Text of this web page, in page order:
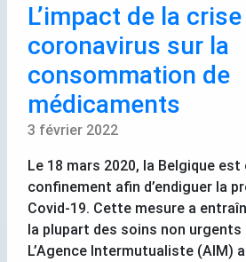
L’impact de la
coronavirus sur la
consommation de
médicaments
3 février 2022
Le 18 mars 2020, la Belgique est
confinement afin d’endiguer la
Covid-19. Cette mesure a
la plupart des soins non
L’Agence Intermutualiste (AIM)